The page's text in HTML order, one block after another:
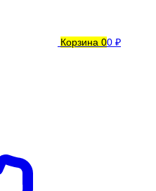
Корзина 00 ₽